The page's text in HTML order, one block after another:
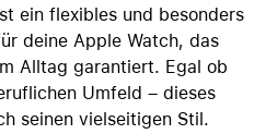
ein flexibles und besonders
deine Apple Watch, das
Alltag garantiert. Egal ob
Umfeld – dieses
seinen vielseitigen Stil.